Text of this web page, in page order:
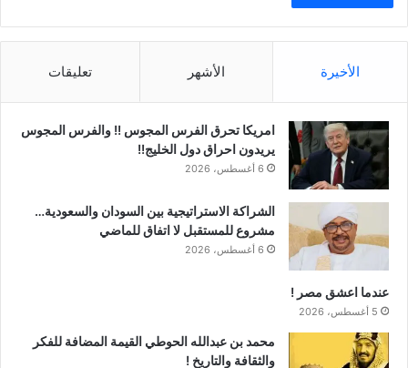
الأخيرة الأشهر تعليقات
امريكا تحرق الفرس المجوس !! والفرس المجوس
يريدون احراق دول الخليج!!
6 أغسطس، 2026
الشراكة الاستراتيجية بين السودان والسعودية…
مشروع للمستقبل لا اتفاق للماضي
6 أغسطس، 2026
عندما اعشق مصر !
5 أغسطس، 2026
محمد بن عبدالله الحوطي القيمة المضافة للفكر
والثقافة والتاريخ !